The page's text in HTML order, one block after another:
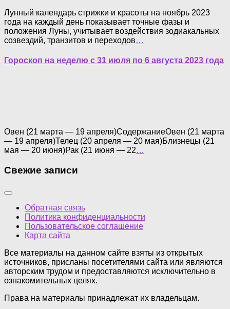
Лунный календарь стрижки и красоты на ноябрь 2023
года на каждый день показывает точные фазы и
положения Луны, учитывает воздействия зодиакальных
созвездий, транзитов и переходов…
Гороскоп на неделю с 31 июля по 6 августа 2023 года
Овен (21 марта — 19 апреля)СодержаниеОвен (21 марта
— 19 апреля)Телец (20 апреля — 20 мая)Близнецы (21
мая — 20 июня)Рак (21 июня — 22…
Свежие записи
Обратная связь
Политика конфиденциальности
Пользовательское соглашение
Карта сайта
Все материалы на данном сайте взяты из открытых
источников, присланы посетителями сайта или являются
авторским трудом и предоставляются исключительно в
ознакомительных целях.
Права на материалы принадлежат их владельцам.